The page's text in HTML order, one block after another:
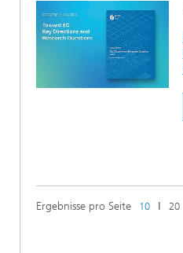
Ergebnisse pro Seite 10 ǀ 20